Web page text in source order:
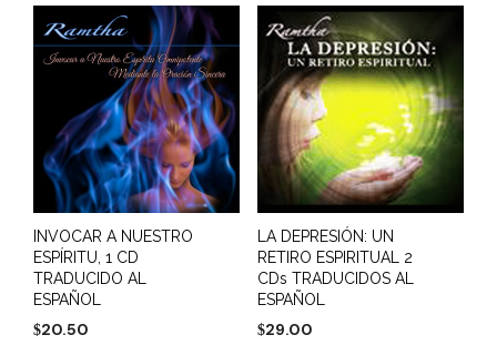
INVOCAR A NUESTRO
ESPÍRITU, 1 CD
TRADUCIDO AL
ESPAÑOL
$20.50
LA DEPRESIÓN: UN
RETIRO ESPIRITUAL 2
CDs TRADUCIDOS AL
ESPAÑOL
$29.00